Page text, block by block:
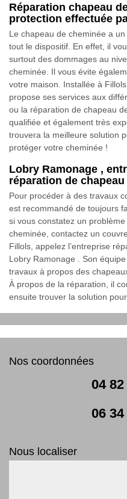
Réparation chapeau
protection effectuée
Le chapeau de cheminée a
tout le dispositif. En effet, il
surtout des dommages au
cheminée. Il vous évite
votre maison. Installée à
propose ses services aux
ou la réparation de chapeau
qualifiée et également très
trouvera la meilleure solution
protéger votre cheminée !
Lobry Ramonage ,
réparation de
Pour procéder à des travaux
est recommandé de toujours
si vous constatez un
cheminée, contactez un
Fillols, appelez l’entreprise
Lobry Ramonage . Son
travaux à propos des
À propos de la réparation, il
ensuite trouver la solution
Nos coordonnées
04
06
Nous localiser